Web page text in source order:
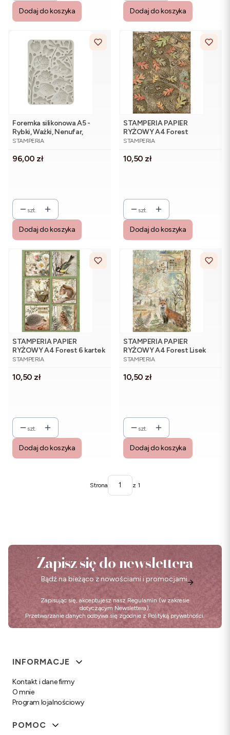
Dodaj do koszyka Dodaj do koszyka
Foremka silikonowa A5 -
Rybki, Ważki, Nenufar,
Stamperia KACMA540
PRODUCENT
STAMPERIA
Cena
96,00 zł
szt.
Dodaj do koszyka
STAMPERIA PAPIER
RYŻOWY A4 Forest
Liściaste tło DFSA4953
PRODUCENT
STAMPERIA
Cena
10,50 zł
szt.
Dodaj do koszyka
STAMPERIA PAPIER
RYŻOWY A4 Forest 6 kartek
Zwierzaki DFSA4952
PRODUCENT
STAMPERIA
Cena
10,50 zł
szt.
Dodaj do koszyka
STAMPERIA PAPIER
RYŻOWY A4 Forest Lisek
DFSA4951
PRODUCENT
STAMPERIA
Cena
10,50 zł
szt.
Dodaj do koszyka
Strona z 1
Zapisz się do newslettera
Bądź na bieżąco z nowościami i promocjami.
Zapisując się, akceptujesz nasz Regulamin (w zakresie
dotyczącym Newslettera).
Przetwarzanie danych odbywa się zgodnie z Polityką prywatności.
Linki w stopce
INFORMACJE
Kontakt i dane firmy
O mnie
Program lojalnościowy
POMOC